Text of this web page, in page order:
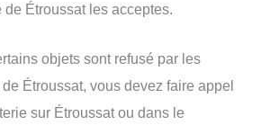
de Étroussat les acceptes.
objets sont refusé par les
Étroussat, vous devez faire appel
sur Étroussat ou dans le